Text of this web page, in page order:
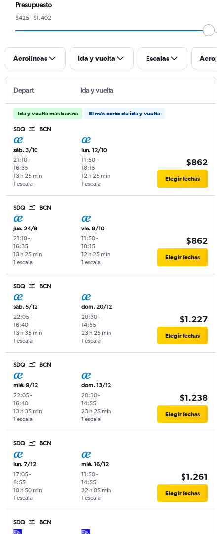
Presupuesto
$425 - $1.402
Aerolíneas Ida y vuelta Escalas
Depart Ida y vuelta
Ida y vuelta más barata El más corto de ida y vuelta
SDQ BCN
sáb. 3/10
21:10-
16:35
1 escala
13 h 25 min
lun. 12/10
11:50-
18:15
1 escala
12 h 25 min
$862
Elegir fechas
SDQ BCN
jue. 24/9
21:10-
16:35
1 escala
13 h 25 min
vie. 9/10
11:50-
18:15
1 escala
12 h 25 min
$862
Elegir fechas
SDQ BCN
sáb. 5/12
22:05-
16:40
1 escala
13 h 35 min
dom. 20/12
20:30-
14:55
1 escala
23 h 25 min
$1.227
Elegir fechas
SDQ BCN
mié. 9/12
22:05-
16:40
1 escala
13 h 35 min
dom. 13/12
20:30-
14:55
1 escala
23 h 25 min
$1.238
Elegir fechas
SDQ BCN
lun. 7/12
17:05-
8:55
1 escala
10 h 50 min
mié. 16/12
11:50-
14:55
1 escala
32 h 05 min
$1.261
Elegir fechas
SDQ BCN